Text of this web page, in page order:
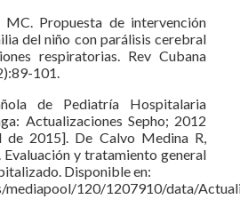
Propuesta de intervención
del niño con parálisis cerebral
respiratorias. Rev Cubana
101.
de Pediatría Hospitalaria
Actualizaciones Sepho; 2012
2015]. De Calvo Medina R,
y tratamiento general
Disponible en:
120/1207910/data/